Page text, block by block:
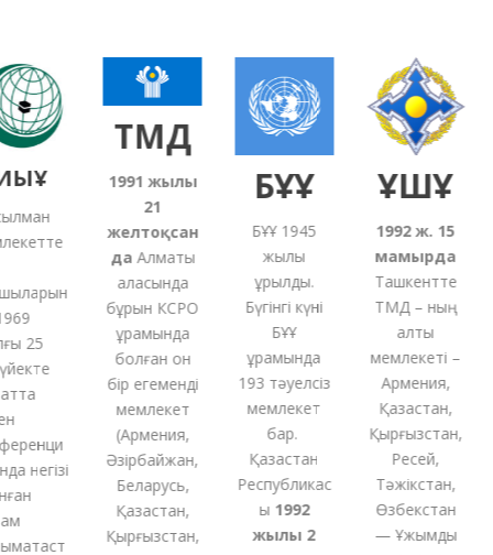
ТМД
1991жылғы
желтоқсан
даАлматы
қаласында
бұрын КСРО
құрамында
болғанон
бір егеменді
мемлекет
Армения,
Әзірбайжан,
Беларусь,
Қазақстан,
Қырғызстан,
БҰҰ
БҰҰ 1945
жылы
құрылды.
Бүгінгі күні
БҰҰ
құрамында
193 тәуелсіз
мемлекет
бар.
Қазақстан
Республикас
1992
жылы 2
ҰҚШҰ
1992 ж. 15
мамырда
Ташкентте
ТМД – ның
алты
мемлекеті –
Армения,
Қазақстан,
Қырғызстан,
Ресей,
Тәжікстан,
Өзбекстан
— Ұжымдық